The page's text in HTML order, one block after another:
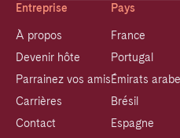
Entreprise
À propos
Devenir hôte
Parrainez vos amis
Carrières
Contact
Pays
France
Portugal
Émirats
Brésil
Espagne